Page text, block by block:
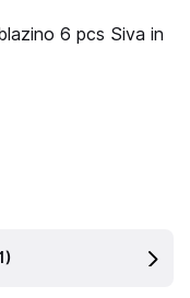
6 pcs Siva in